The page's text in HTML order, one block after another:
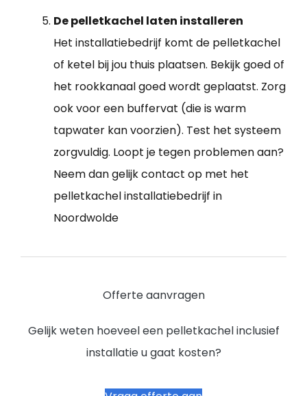
De pelletkachel laten installeren
Het installatiebedrijf komt de pelletkachel
of ketel bij jou thuis plaatsen. Bekijk goed of
het rookkanaal goed wordt geplaatst. Zorg
ook voor een buffervat (die is warm
tapwater kan voorzien). Test het systeem
zorgvuldig. Loopt je tegen problemen aan?
Neem dan gelijk contact op met het
pelletkachel installatiebedrijf in
Noordwolde
Offerte aanvragen
Gelijk weten hoeveel een pelletkachel inclusief
installatie u gaat kosten?